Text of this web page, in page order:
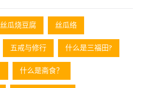
丝瓜烧豆腐 丝瓜络
五戒与修行 什么是三福田?
什么是斋食？